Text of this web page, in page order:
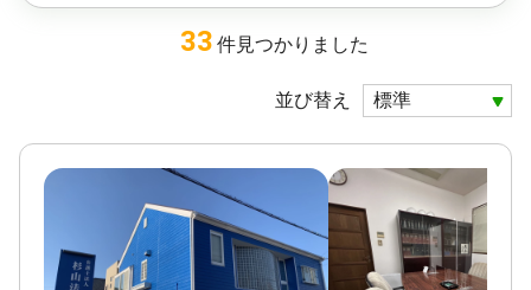
33 件見つかりました
並び替え